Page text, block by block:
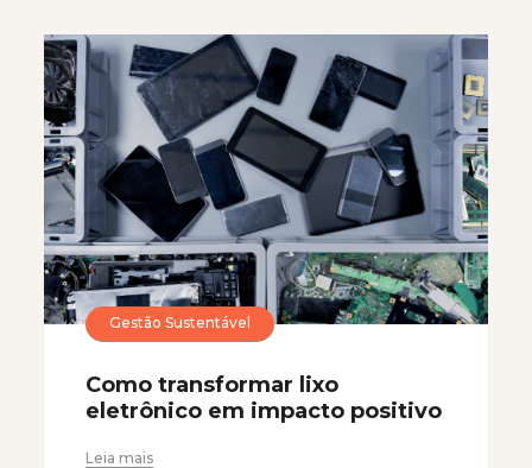
Gestão Sustentável
Como transformar lixo
eletrônico em impacto positivo
Leia mais